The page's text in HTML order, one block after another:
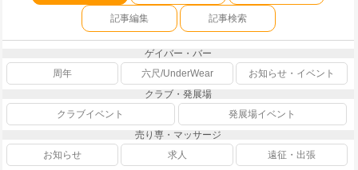
記事編集 記事検索
ゲイバー・バー
周年
六尺/UnderWear
お知らせ・イベント
クラブ・発展場
クラブイベント
発展場イベント
売り専・マッサージ
お知らせ
求人 遠征・出張